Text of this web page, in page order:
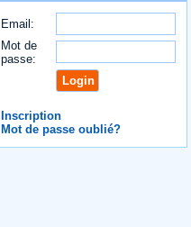
Email:
Mot de
passe:
Inscription
Mot de passe oublié?